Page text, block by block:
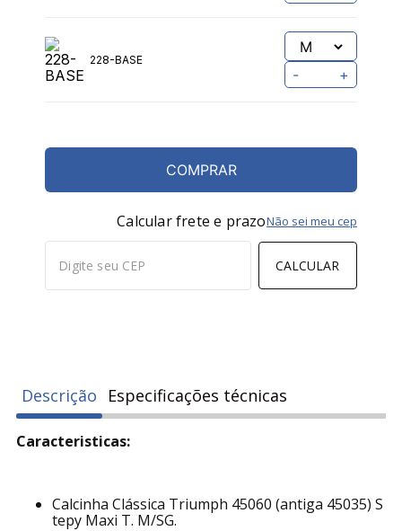
228-BASE
- +
COMPRAR
Calcular frete e prazo
CALCULAR
Não sei meu cep
Descrição Especificações técnicas
Caracteristicas:
Calcinha Clássica Triumph 45060 (antiga 45035) S
tepy Maxi T. M/SG.